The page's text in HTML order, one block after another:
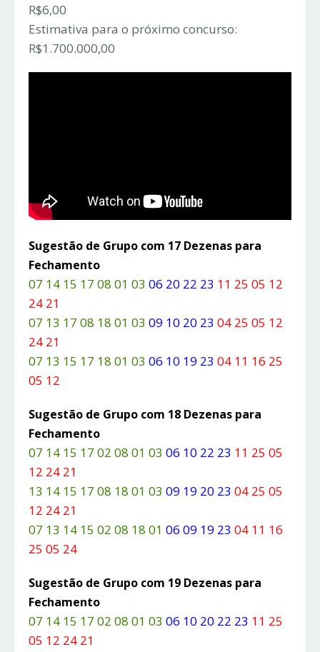
R$6,00
Estimativa para o próximo concurso:
R$1.700.000,00
Sugestão de Grupo com 17 Dezenas para
Fechamento
07 14 15 17 08 01 03 06 20 22 23 11 25 05 12
24 21
07 13 17 08 18 01 03 09 10 20 23 04 25 05 12
24 21
07 13 15 17 18 01 03 06 10 19 23 04 11 16 25
05 12
Sugestão de Grupo com 18 Dezenas para
Fechamento
07 14 15 17 02 08 01 03 06 10 22 23 11 25 05
12 24 21
13 14 15 17 08 18 01 03 09 19 20 23 04 25 05
12 24 21
07 13 14 15 02 08 18 01 06 09 19 23 04 11 16
25 05 24
Sugestão de Grupo com 19 Dezenas para
Fechamento
07 14 15 17 02 08 01 03 06 10 20 22 23 11 25
05 12 24 21